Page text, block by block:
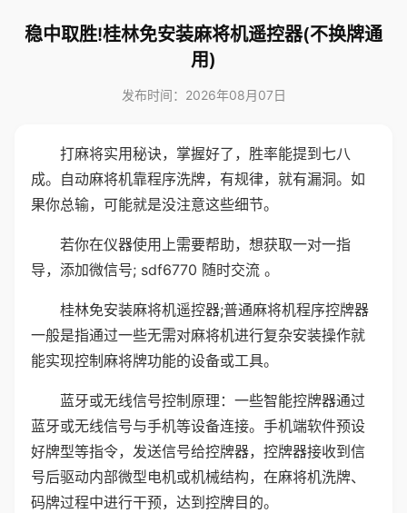
稳中取胜!桂林免安装麻将机遥控器(不换牌通
用)
发布时间：2026年08月07日
打麻将实用秘诀，掌握好了，胜率能提到七八
成。自动麻将机靠程序洗牌，有规律，就有漏洞。如
果你总输，可能就是没注意这些细节。
若你在仪器使用上需要帮助，想获取一对一指
导，添加微信号; sdf6770 随时交流 。
桂林免安装麻将机遥控器;普通麻将机程序控牌器
一般是指通过一些无需对麻将机进行复杂安装操作就
能实现控制麻将牌功能的设备或工具。
蓝牙或无线信号控制原理：一些智能控牌器通过
蓝牙或无线信号与手机等设备连接。手机端软件预设
好牌型等指令，发送信号给控牌器，控牌器接收到信
号后驱动内部微型电机或机械结构，在麻将机洗牌、
码牌过程中进行干预，达到控牌目的。